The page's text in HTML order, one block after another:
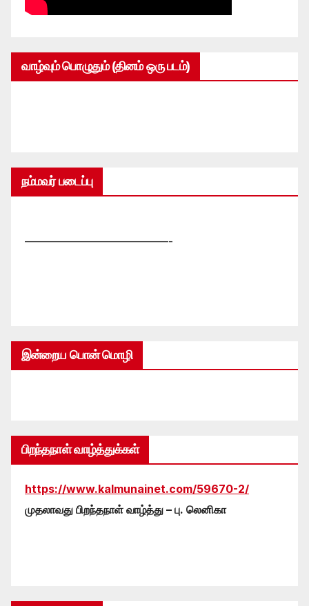
வாழ்வும் பொழுதும் (தினம் ஒரு படம்)
நம்மவர் படைப்பு
—————————————-
இன்றைய பொன் மொழி
பிறந்தநாள் வாழ்த்துக்கள்
https://www.kalmunainet.com/59670-2/
முதலாவது பிறந்தநாள் வாழ்த்து – பு. லெனிகா